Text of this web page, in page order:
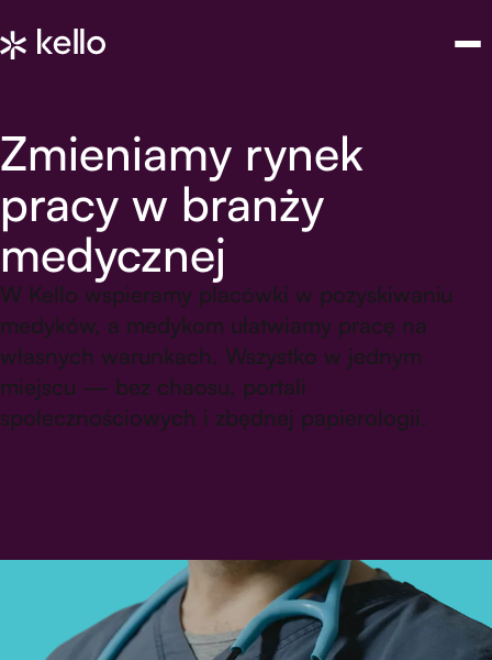
Zmieniamy rynek
pracy w branży
medycznej
W Kello wspieramy placówki w pozyskiwaniu
medyków, a medykom ułatwiamy pracę na
własnych warunkach. Wszystko w jednym
miejscu — bez chaosu, portali
społecznościowych i zbędnej papierologii.